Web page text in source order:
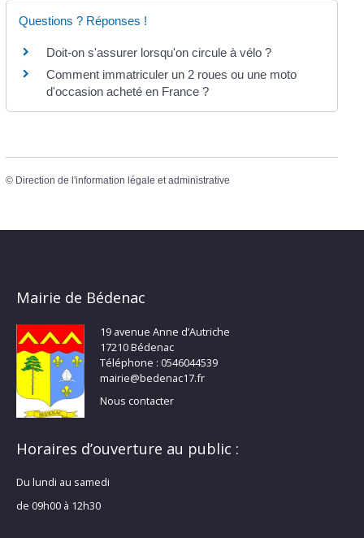
Questions ? Réponses !
Doit-on s'assurer lorsqu'on circule à vélo ?
Comment immatriculer un 2 roues ou une moto
d'occasion acheté en France ?
© Direction de l'information légale et administrative
Mairie de Bédenac
19 avenue Anne d’Autriche
17210 Bédenac
Téléphone : 0546044539
mairie@bedenac17.fr
Nous contacter
Horaires d’ouverture au public :
Du lundi au samedi
de 09h00 à 12h30